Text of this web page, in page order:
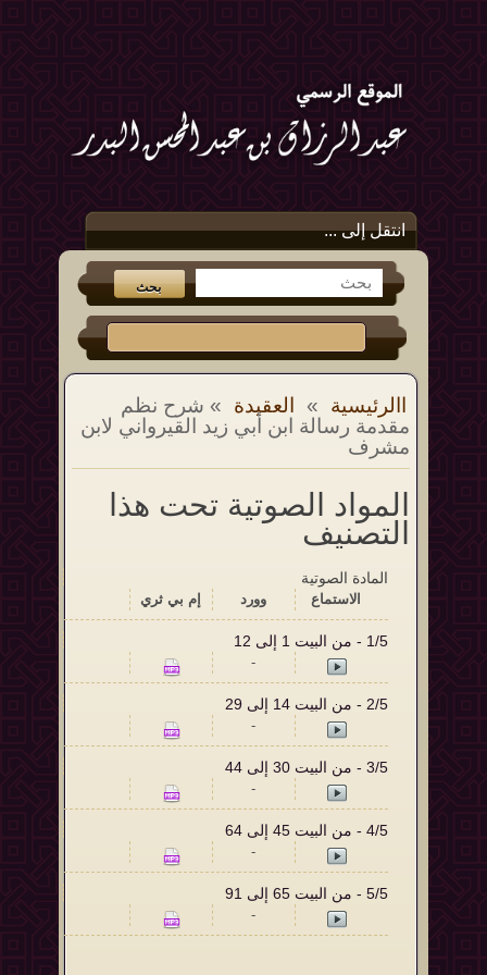
انتقل إلى ...
االرئيسية » العقيدة
» شرح نظم
مقدمة رسالة ابن أبي زيد القيرواني لابن
مشرف
المواد الصوتية تحت هذا
التصنيف
المادة الصوتية
الاستماع‬
وورد إم بي ثري
1/5 - من البيت 1 إلى 12
-
2/5 - من البيت 14 إلى 29
-
3/5 - من البيت 30 إلى 44
-
4/5 - من البيت 45 إلى 64
-
5/5 - من البيت 65 إلى 91
-